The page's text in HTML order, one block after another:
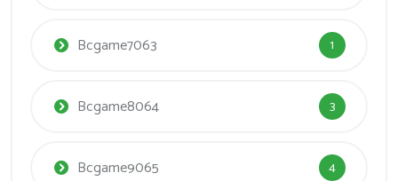
Bcgame7063 1
Bcgame8064 3
Bcgame9065 4